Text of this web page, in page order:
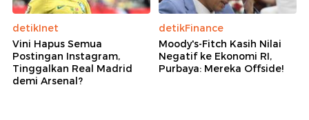
detikInet
Vini Hapus Semua
Postingan Instagram,
Tinggalkan Real Madrid
demi Arsenal?
detikFinance
Moody's-Fitch Kasih Nilai
Negatif ke Ekonomi RI,
Purbaya: Mereka Offside!